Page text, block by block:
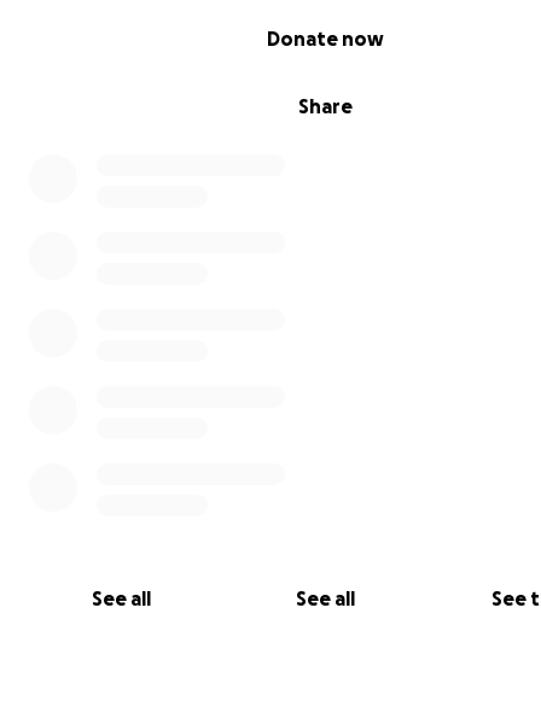
Share
Donate now
See all See all See